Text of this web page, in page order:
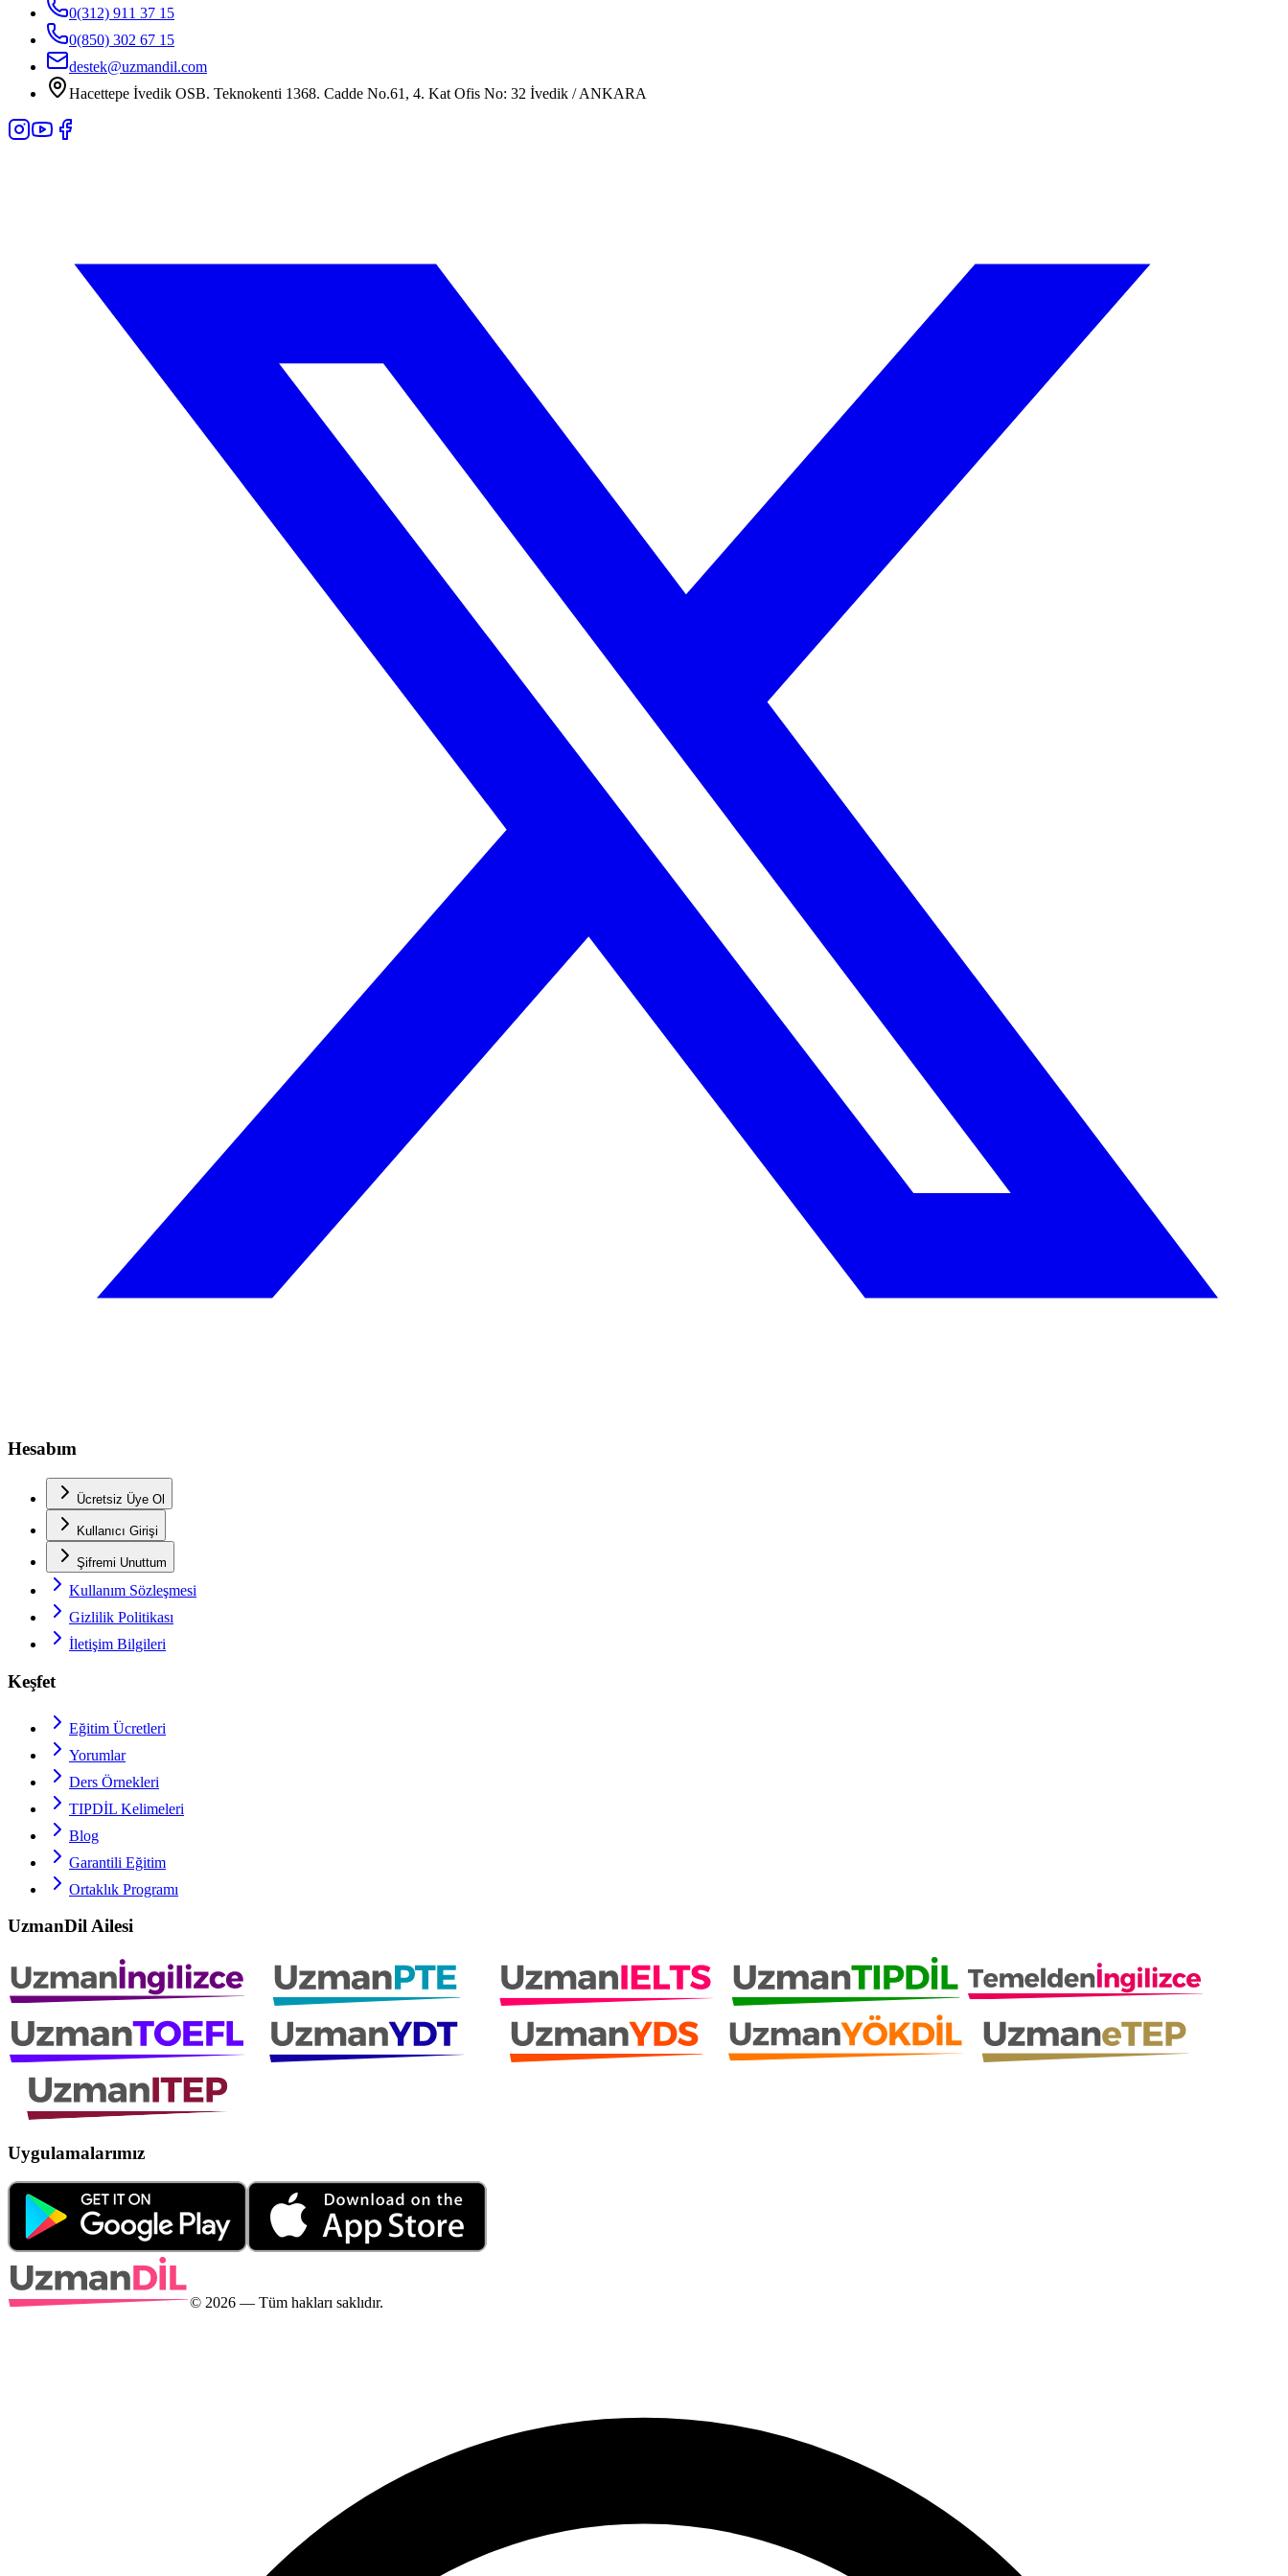
0(312) 911 37 15
0(850) 302 67 15
destek@uzmandil.com
Hacettepe İvedik OSB. Teknokenti 1368. Cadde No.61, 4. Kat Ofis No: 32 İvedik / ANKARA
Hesabım
Ücretsiz Üye Ol
Kullanıcı Girişi
Şifremi Unuttum
Kullanım Sözleşmesi
Gizlilik Politikası
İletişim Bilgileri
Keşfet
Eğitim Ücretleri
Yorumlar
Ders Örnekleri
TIPDİL Kelimeleri
Blog
Garantili Eğitim
Ortaklık Programı
UzmanDil Ailesi
Uygulamalarımız
© 2026 — Tüm hakları saklıdır.